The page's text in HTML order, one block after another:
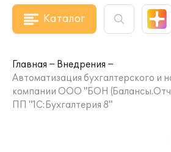
Каталог
Главная
Внедрения
Автоматизация бухгалтерского и
компании ООО "БОН
ПП "1С:Бухгалтерия 8"